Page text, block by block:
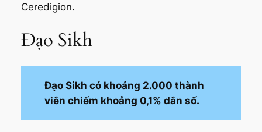
Ceredigion.
Đạo Sikh
Đạo Sikh có khoảng 2.000 thành
viên chiếm khoảng 0,1% dân số.